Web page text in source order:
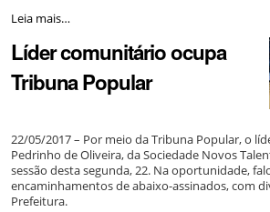
Comissões
sobre
projetos
de
lei
demanda
da
Guarda
Municipal
-
Leia mais…
Líder comunitário ocupa
Tribuna Popular
22/05/2017 – Por meio da Tribuna Popular, o
Pedrinho de Oliveira, da Sociedade Novos
sessão desta segunda, 22. Na oportunidade,
encaminhamentos de abaixo-assinados, com
Prefeitura.